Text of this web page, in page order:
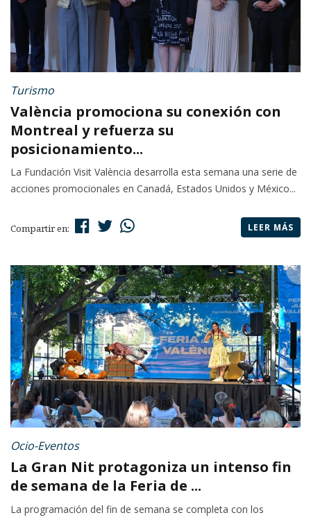
Turismo
València promociona su conexión con
Montreal y refuerza su
posicionamiento...
La Fundación Visit València desarrolla esta semana una serie de
acciones promocionales en Canadá, Estados Unidos y México...
Compartir en: LEER MÁS
Ocio-Eventos
La Gran Nit protagoniza un intenso fin
de semana de la Feria de ...
La programación del fin de semana se completa con los